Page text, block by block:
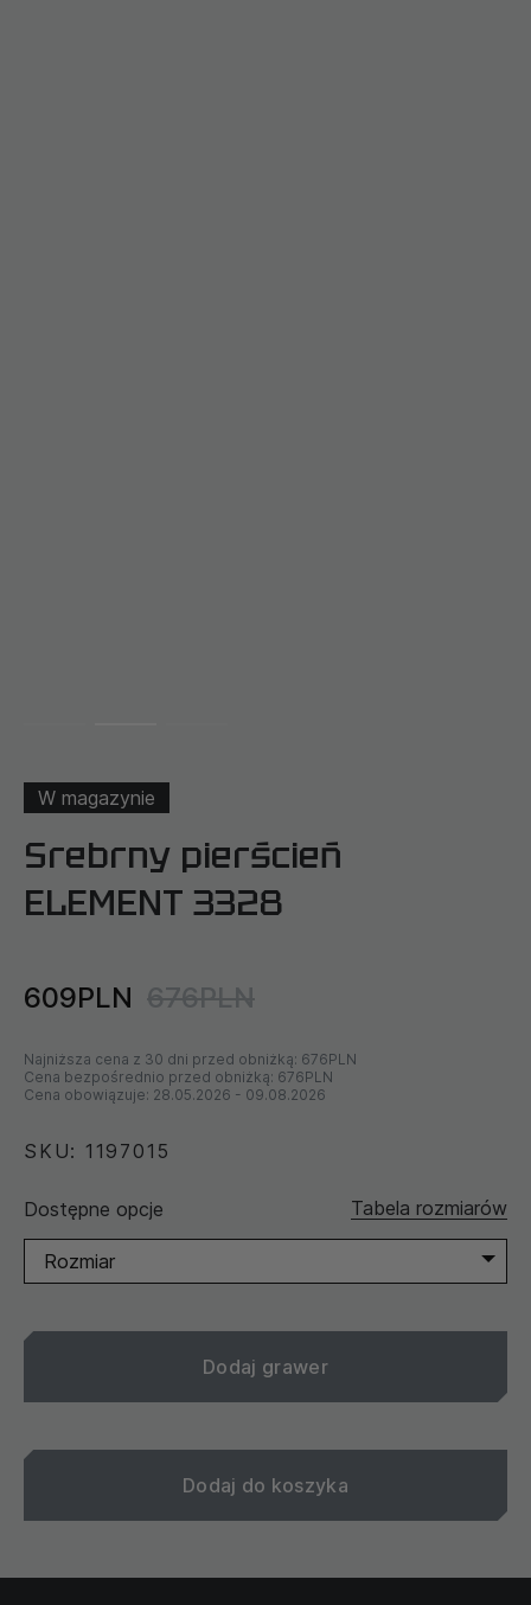
W magazynie
Srebrny pierścień
ELEMENT 3328
609PLN 676PLN
Najniższa cena z 30 dni przed obniżką: 676PLN
Cena bezpośrednio przed obniżką: 676PLN
Cena obowiązuje: 28.05.2026 - 09.08.2026
SKU: 1197015
Dostępne opcje Tabela rozmiarów
Rozmiar
Dodaj grawer
Dodaj do koszyka